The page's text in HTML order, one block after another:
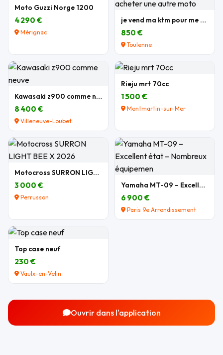
Moto Guzzi Norge 1200
4 290 €
Mérignac
je vend ma ktm pour me acheter une autre moto
850 €
Toulenne
Kawasaki z900 comme neuve
8 400 €
Villeneuve-Loubet
Rieju mrt 70cc
1 500 €
Montmartin-sur-Mer
Motocross SURRON LIGHT BEE X 2026
3 000 €
Perrusson
Yamaha MT-09 – Excellent état – Nombreux équipemen
6 900 €
Paris 9e Arrondissement
Top case neuf
230 €
Vaulx-en-Velin
Ouvrir dans l'application